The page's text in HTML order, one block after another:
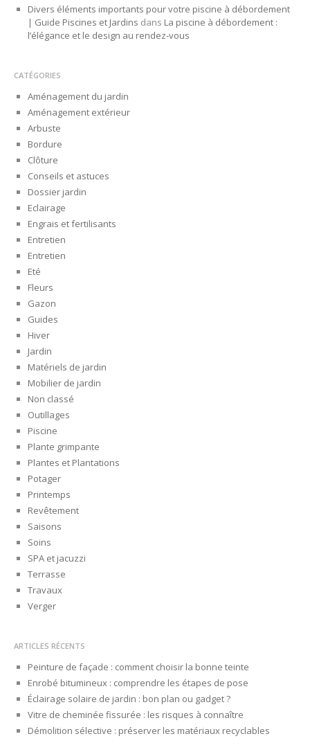
Divers éléments importants pour votre piscine à débordement
| Guide Piscines et Jardins dans La piscine à débordement :
l’élégance et le design au rendez-vous
CATÉGORIES
Aménagement du jardin
Aménagement extérieur
Arbuste
Bordure
Clôture
Conseils et astuces
Dossier jardin
Eclairage
Engrais et fertilisants
Entretien
Entretien
Eté
Fleurs
Gazon
Guides
Hiver
Jardin
Matériels de jardin
Mobilier de jardin
Non classé
Outillages
Piscine
Plante grimpante
Plantes et Plantations
Potager
Printemps
Revêtement
Saisons
Soins
SPA et jacuzzi
Terrasse
Travaux
Verger
ARTICLES RÉCENTS
Peinture de façade : comment choisir la bonne teinte
Enrobé bitumineux : comprendre les étapes de pose
Éclairage solaire de jardin : bon plan ou gadget ?
Vitre de cheminée fissurée : les risques à connaître
Démolition sélective : préserver les matériaux recyclables